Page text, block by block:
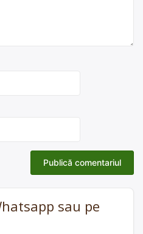
sau pe